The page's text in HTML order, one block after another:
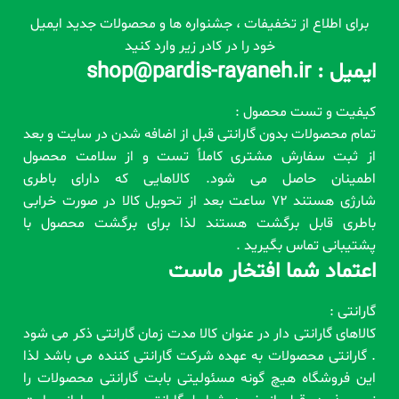
برای اطلاع از تخفیفات ، جشنواره ها و محصولات جدید ایمیل
خود را در کادر زیر وارد کنید
ایمیل : shop@pardis-rayaneh.ir
کیفیت و تست محصول :
تمام محصولات بدون گارانتی قبل از اضافه شدن در سایت و بعد
از ثبت سفارش مشتری کاملاً تست و از سلامت محصول
اطمینان حاصل می شود. کالاهایی که دارای باطری
شارژی هستند 72 ساعت بعد از تحویل کالا در صورت خرابی
باطری قابل برگشت هستند لذا برای برگشت محصول با
پشتیبانی تماس بگیرید .
اعتماد شما افتخار ماست
گارانتی :
کالاهای گارانتی دار در عنوان کالا مدت زمان گارانتی ذکر می شود
. گارانتی محصولات به عهده شرکت گارانتی کننده می باشد لذا
این فروشگاه هیچ گونه مسئولیتی بابت گارانتی محصولات را